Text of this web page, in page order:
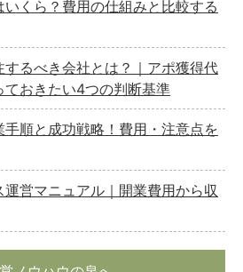
くら？費用の仕組みと比較する
るべき会社とは？｜アポ獲得代
おきたい4つの判断基準
順と成功戦略！費用・注意点を
営マニュアル｜開業費用から収